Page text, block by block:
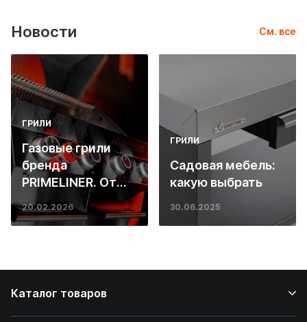
Новости См. все
ГРИЛИ
Газовые грили
бренда
PRIMELINER. От
основ инженерии
до ресторанных
20.02.2026
ГРИЛИ
Садовая мебель:
какую выбрать
30.06.2025
Каталог товаров